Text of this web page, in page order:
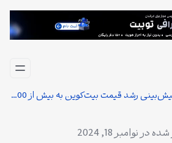
پیش‌بینی رشد قیمت بیت‌کوین به بیش از 200,000 دلار با تحلیل فرکتال‌ها
نوامبر 18, 2024